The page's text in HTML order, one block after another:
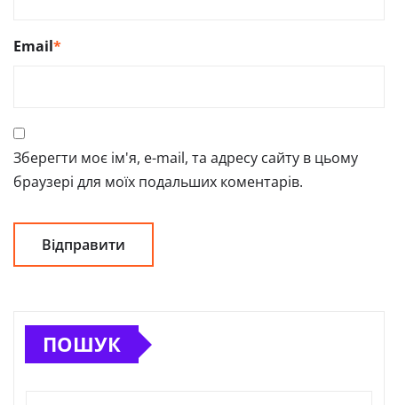
Email*
Зберегти моє ім'я, e-mail, та адресу сайту в цьому
браузері для моїх подальших коментарів.
ПОШУК